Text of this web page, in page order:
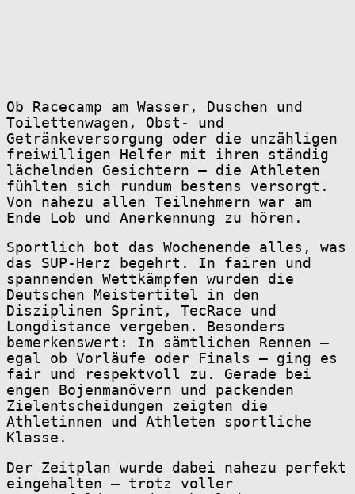
Ob Racecamp am Wasser, Duschen und
Toilettenwagen, Obst- und
Getränkeversorgung oder die unzähligen
freiwilligen Helfer mit ihren ständig
lächelnden Gesichtern – die Athleten
fühlten sich rundum bestens versorgt.
Von nahezu allen Teilnehmern war am
Ende Lob und Anerkennung zu hören.
Sportlich bot das Wochenende alles, was
das SUP-Herz begehrt. In fairen und
spannenden Wettkämpfen wurden die
Deutschen Meistertitel in den
Disziplinen Sprint, TecRace und
Longdistance vergeben. Besonders
bemerkenswert: In sämtlichen Rennen –
egal ob Vorläufe oder Finals – ging es
fair und respektvoll zu. Gerade bei
engen Bojenmanövern und packenden
Zielentscheidungen zeigten die
Athletinnen und Athleten sportliche
Klasse.
Der Zeitplan wurde dabei nahezu perfekt
eingehalten – trotz voller